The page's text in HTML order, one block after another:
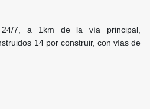
24/7, a 1km de la vía principal,
14 por construir, con vías de